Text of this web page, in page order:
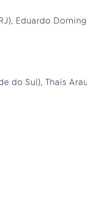
Eduardo
do Sul), Thais